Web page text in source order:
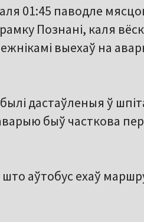
01:45 паводле
Познані, каля
выехаў на
дастаўленыя ў
быў часткова
аўтобус ехаў